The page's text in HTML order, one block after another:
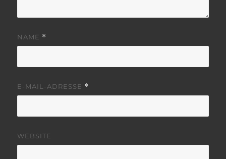
NAME *
E-MAIL-ADRESSE *
WEBSITE